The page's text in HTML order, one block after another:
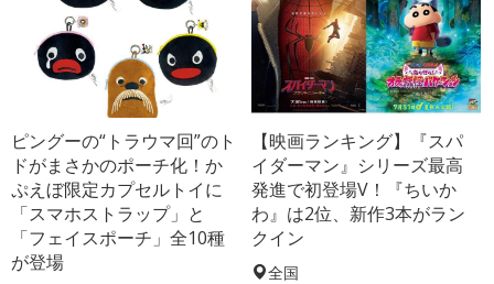
ピングーの“トラウマ回”のト
ドがまさかのポーチ化！か
ぷえぼ限定カプセルトイに
「スマホストラップ」と
「フェイスポーチ」全10種
が登場
【映画ランキング】『スパ
イダーマン』シリーズ最高
発進で初登場V！『ちいか
わ』は2位、新作3本がラン
クイン
全国